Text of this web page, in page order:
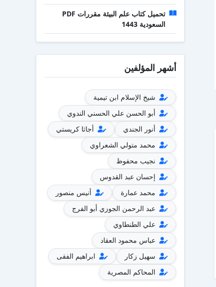
تحميل كتاب علم البيئة مقررات PDF
السعودية 1443
أشهر المؤلفين
شيخ الإسلام ابن تيمية
أبو الحسن علي الحسني الندوي
أنور الجندي
أجاثا كريستي
محمد متولي الشعراوي
نجيب محفوظ
إحسان عبد القدوس
محمد عمارة
أنيس منصور
عبد الرحمن الجوزي أبو الفرج
علي الطنطاوي
عباس محمود العقاد
سهيل زكار
ابراهيم الفقى
المحاكم المصرية